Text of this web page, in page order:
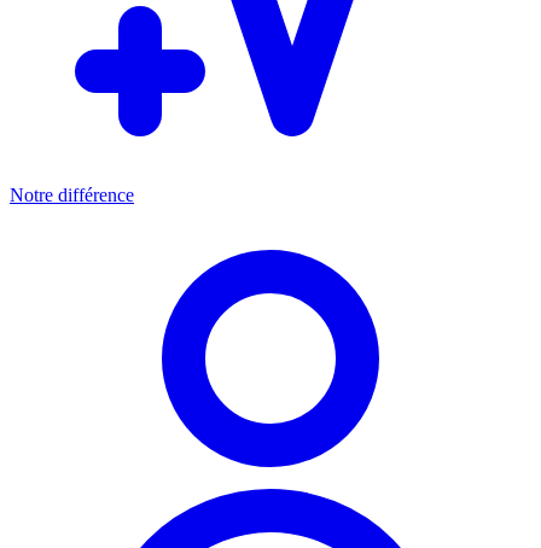
Notre différence